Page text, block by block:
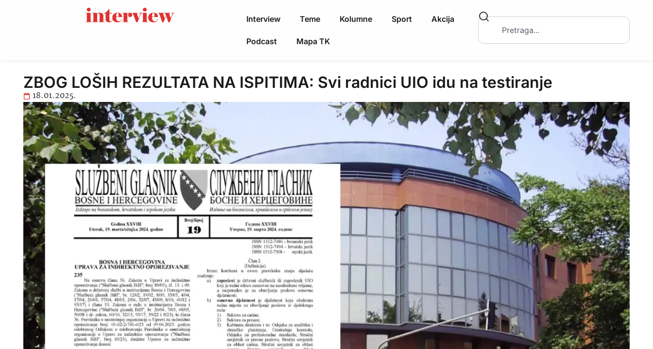
Interview Teme Kolumne Sport Akcija
Podcast Mapa TK
ZBOG LOŠIH REZULTATA NA ISPITIMA: Svi radnici UIO idu na testiranje
18.01.2025.